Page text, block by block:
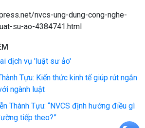
nvcs-ung-dung-cong-nghe-
su-ao-4384741.html
dịch vụ 'luật sư ảo'
Tựu: Kiến thức kinh tế giúp rút ngắn
ngành luật
Thành Tựu: “NVCS định hướng điều gì
tiếp theo?”